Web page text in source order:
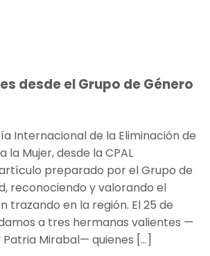
desde el Grupo de Género
Internacional de la Eliminación de
la Mujer, desde la CPAL
preparado por el Grupo de
reconociendo y valorando el
trazando en la región. El 25 de
a tres hermanas valientes —
Patria Mirabal— quienes […]